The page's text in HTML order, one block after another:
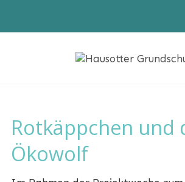
Rotkäppchen und
Ökowolf